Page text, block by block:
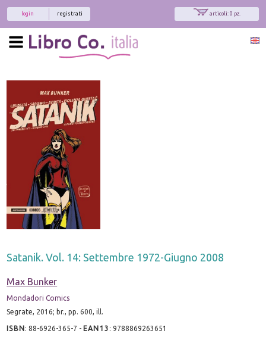
articoli: 0 pz.
registrati
login
Satanik. Vol. 14: Settembre 1972-Giugno 2008
Max Bunker
Mondadori Comics
Segrate, 2016; br., pp. 600, ill.
ISBN:88-6926-365-7 - EAN13 :9788869263651